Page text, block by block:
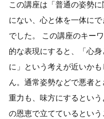
この講座は「普通の姿勢
にない、心と体を一体にで
でした。 この講座のキー
的な表現にすると、「心
に」という考えが近いか
ん。通常姿勢などで悪者と
重力も、味方にするという
の恩恵で立てているという